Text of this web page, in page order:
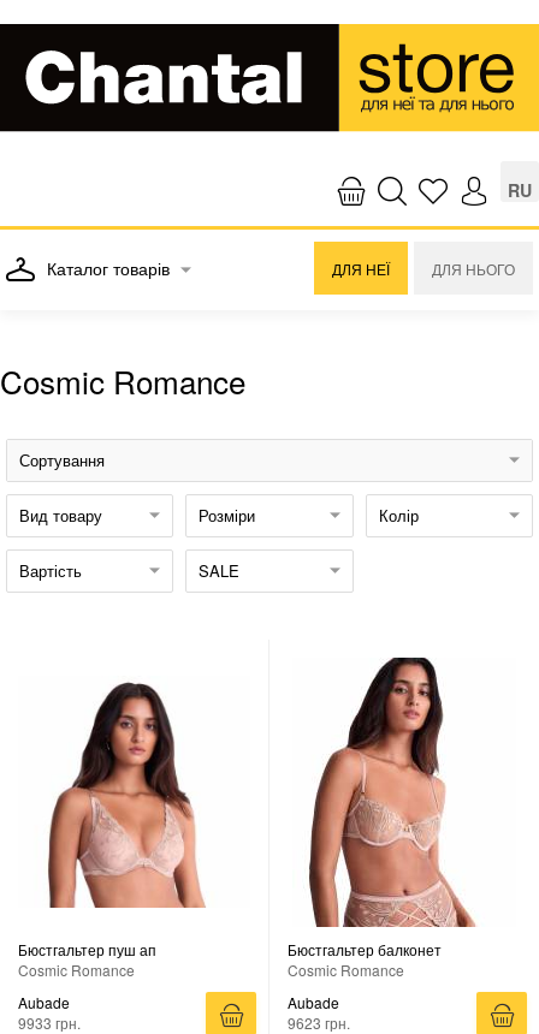
RU
Каталог товарів ДЛЯ НЕЇ ДЛЯ НЬОГО
Cosmic Romance
Сортування
Вид товару Розміри Колір
Вартість SALE
Бюстгальтер пуш ап
Cosmic Romance
Aubade
9933 грн.
Бюстгальтер балконет
Cosmic Romance
Aubade
9623 грн.